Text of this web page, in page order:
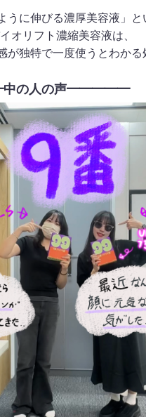
うに伸びる濃厚美容液」と
オリフト濃縮美容液は、
が独特で一度使うとわかる
の人の声━━━━━